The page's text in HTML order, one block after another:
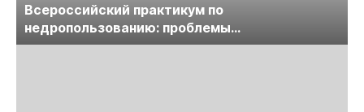
Всероссийский практикум по
недропользованию: проблемы
лицензирования, цифровизации, экспертизы